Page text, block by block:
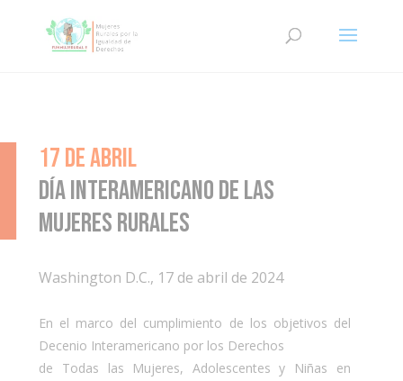
17 de Abril
Día Interamericano de las
Mujeres Rurales
Washington D.C., 17 de abril de 2024
En el marco del cumplimiento de los objetivos del
Decenio Interamericano por los Derechos
de Todas las Mujeres, Adolescentes y Niñas en